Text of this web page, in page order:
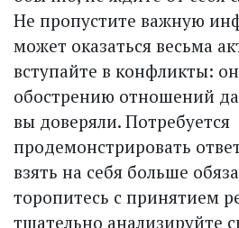
Не пропустите важную
может оказаться весьма
вступайте в конфликты:
обострению отношений
вы доверяли. Потребуется
продемонстрировать
взять на себя больше
торопитесь с принятием
тщательно анализируйте